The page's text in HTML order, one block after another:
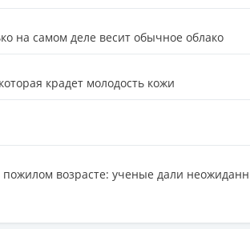
на самом деле весит обычное облако
крадет молодость кожи
пожилом возрасте: ученые дали